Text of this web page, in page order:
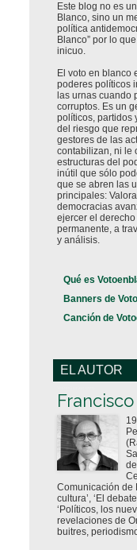
Este blog no es
Blanco, sino un
política
Blanco” por lo
inicuo.
El voto en blanco
poderes políticos
las urnas cuando
corruptos. Es un
políticos, partidos
del riesgo que
gestores de las
contabilizan, ni le
estructuras del
inútil que sólo
que se abren las
principales:
democracias
ejercer el
permanente, a
y análisis.
Qué es
Banners de
Canción de
EL AUTOR
Comunicación de
cultura’, ‘El
‘Políticos, los
revelaciones de
buitres,